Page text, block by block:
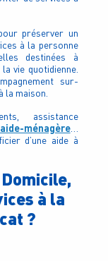
préserver un
à la personne
destinées à
vie quotidienne.
sur-
maison.
assistance
aide-ménagère…
d’une aide à
à la
?